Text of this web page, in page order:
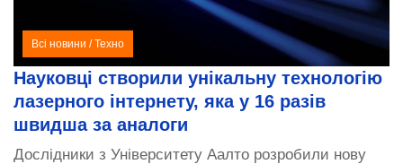
Всі новини /Техно
Науковці створили унікальну технологію
лазерного інтернету, яка у 16 разів
швидша за аналоги
Дослідники з Університету Аалто розробили нову